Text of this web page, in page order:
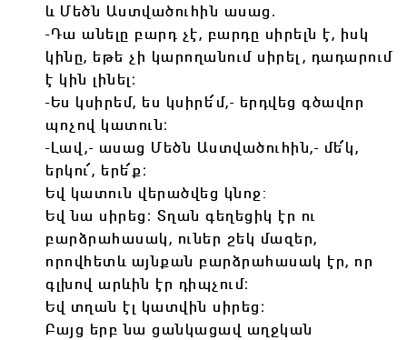
և Մեծն Աստվածուհին ասաց․
-Դա անելը բարդ չէ, բարդը սիրելն է, իսկ
կինը, եթե չի կարողանում սիրել, դադարում
է կին լինել։
-Ես կսիրեմ, ես կսիրե՜մ,- երդվեց գծավոր
պոչով կատուն։
-Լավ,- ասաց Մեծն Աստվածուհին,- մե՜կ,
երկու՜, երե՜ք։
Եվ կատուն վերածվեց կնոջ:
Եվ նա սիրեց։ Տղան գեղեցիկ էր ու
բարձրահասակ, ուներ շեկ մազեր,
որովհետև այնքան բարձրահասակ էր, որ
գլխով արևին էր դիպչում։
Եվ տղան էլ կատվին սիրեց։
Բայց երբ նա ցանկացավ աղջկան